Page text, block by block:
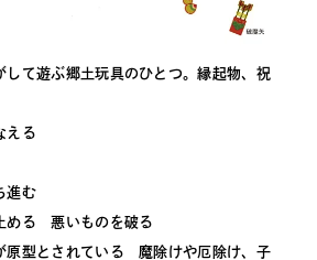
て遊ぶ郷土玩具のひとつ。縁起物、祝
える
進む
める 悪いものを破る
原型とされている 魔除けや厄除け、子